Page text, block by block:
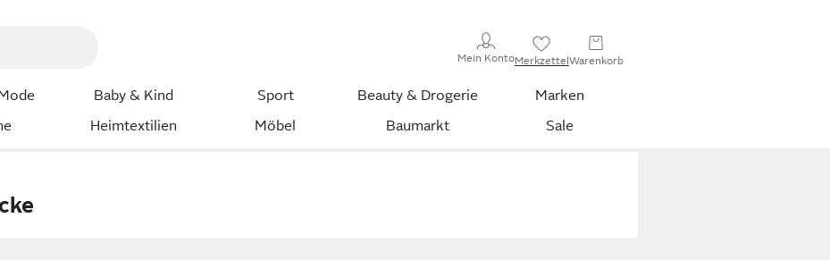
Mein KontoMerkzettelWarenkorb
Baby & Kind Sport Beauty & Drogerie
Marken
Heimtextilien Möbel Baumarkt Sale